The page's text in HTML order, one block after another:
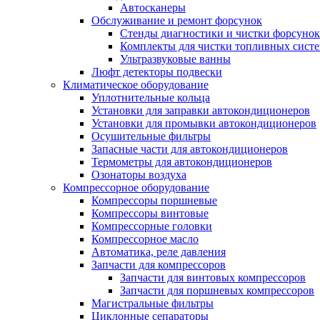
Автосканеры
Обслуживание и ремонт форсунок
Стенды диагностики и чистки форсунок
Комплекты для чистки топливных
Ультразвуковые ванны
Люфт детекторы подвески
Климатическое оборудование
Уплотнительные кольца
Установки для заправки автокондиционеров
Установки для промывки автокондиционеров
Осушительные фильтры
Запасные части для автокондиционеров
Термометры для автокондиционеров
Озонаторы воздуха
Компрессорное оборудование
Компрессоры поршневые
Компрессоры винтовые
Компрессорные головки
Компрессорное масло
Автоматика, реле давления
Запчасти для компрессоров
Запчасти для винтовых компрессоров
Запчасти для поршневых компрессоров
Магистральные фильтры
Циклонные сепараторы